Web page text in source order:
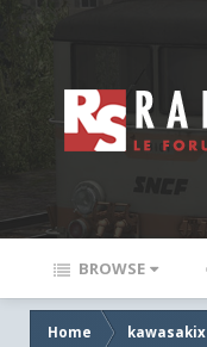
BROWSE
Home kawasakix